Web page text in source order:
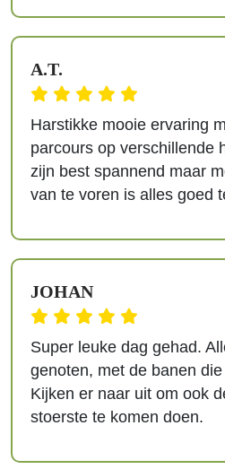
A.T.
Harstikke mooie ervaring
parcours op verschillende
zijn best spannend maar
van te voren is alles goed
JOHAN
Super leuke dag gehad.
genoten, met de banen
Kijken er naar uit om ook
stoerste te komen doen.